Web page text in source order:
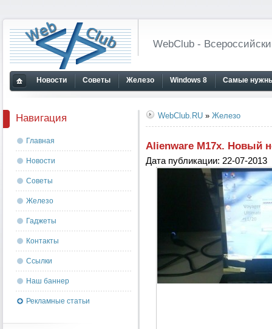
WebClub -
Новости Советы Железо Windows 8 Самые
WebClub.RU » Железо
Alienware M17x. Новый
Дата публикации: 22-07-2013
Навигация
Главная
Новости
Советы
Железо
Гаджеты
Контакты
Ссылки
Наш баннер
Рекламные статьи